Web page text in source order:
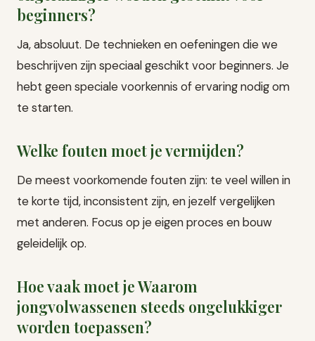
beginners?
Ja, absoluut. De technieken en oefeningen die we
beschrijven zijn speciaal geschikt voor beginners. Je
hebt geen speciale voorkennis of ervaring nodig om
te starten.
Welke fouten moet je vermijden?
De meest voorkomende fouten zijn: te veel willen in
te korte tijd, inconsistent zijn, en jezelf vergelijken
met anderen. Focus op je eigen proces en bouw
geleidelijk op.
Hoe vaak moet je Waarom
jongvolwassenen steeds ongelukkiger
worden toepassen?